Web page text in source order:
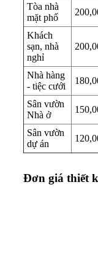
Tòa nhà
mặt phố
Khách
sạn, nhà
nghỉ
Nhà hàng
- tiệc cưới
Sân vườn
Nhà ở
Sân vườn
dự án
Đơn giá thiết